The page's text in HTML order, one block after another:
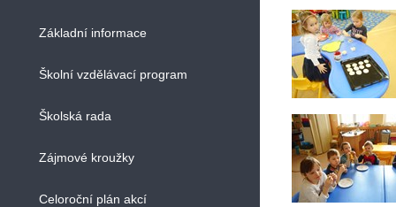
Základní informace
Školní vzdělávací program
Školská rada
Zájmové kroužky
Celoroční plán akcí